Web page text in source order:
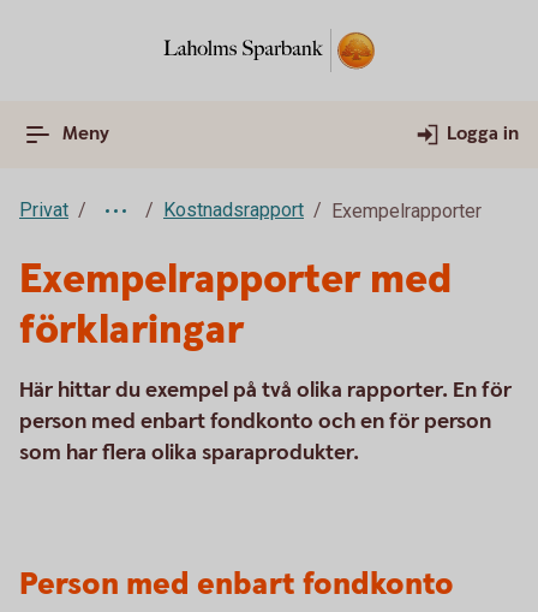
Meny Logga in
Privat Kostnadsrapport Exempelrapporter
Exempelrapporter med
förklaringar
Här hittar du exempel på två olika rapporter. En för
person med enbart fondkonto och en för person
som har flera olika sparaprodukter.
Person med enbart fondkonto